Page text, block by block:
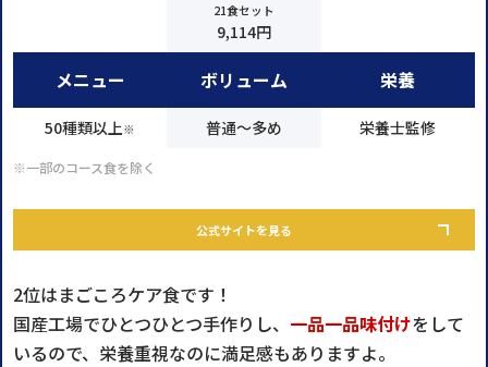
21食セット
9,114円
メニュー
50種類以上※
ボリューム
普通～多め
栄養
栄養士監修
※一部のコース食を除く
公式サイトを見る
2位はまごころケア食です！
国産工場でひとつひとつ手作りし、 一品一品味付けをして
いるので、栄養重視なのに満足感もありますよ。